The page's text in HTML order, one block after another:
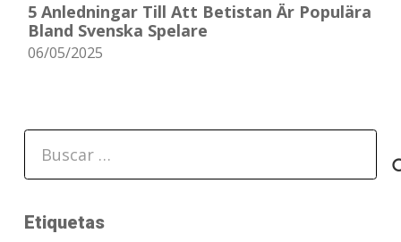
5 Anledningar Till Att Betistan Är Populära
Bland Svenska Spelare
06/05/2025
Etiquetas